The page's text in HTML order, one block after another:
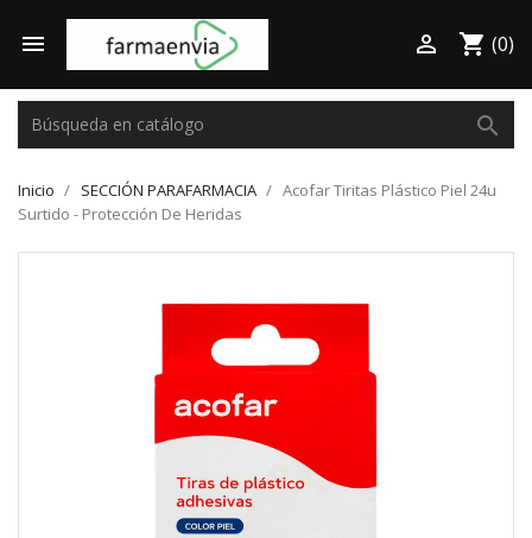
 shopping_cart (0)

search
Inicio SECCIÓN PARAFARMACIA
Acofar Tiritas Plástico Piel 24u
Surtido - Protección De Heridas